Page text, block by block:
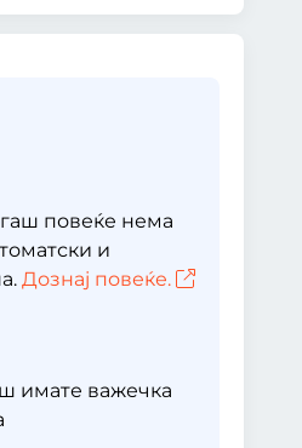
повеќе нема
и
Дознај повеќе.
имате важечка